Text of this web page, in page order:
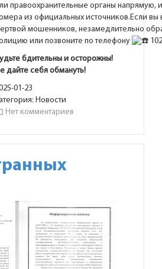
правоохранительные органы напрямую,
из официальных источников.Если вы
мошенников, незамедлительно
или позвоните по телефону
102
бдительны и осторожны!
дайте себя обмануть!
01-23
Новости
Нет комментариев